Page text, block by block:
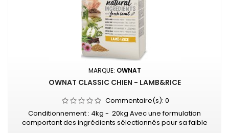
MARQUE: OWNAT
OWNAT CLASSIC CHIEN - LAMB&RICE
Commentaire(s): 0
Conditionnement : 4kg - 20kg Avec une formulation
comportant des ingrédients sélectionnés pour sa faible